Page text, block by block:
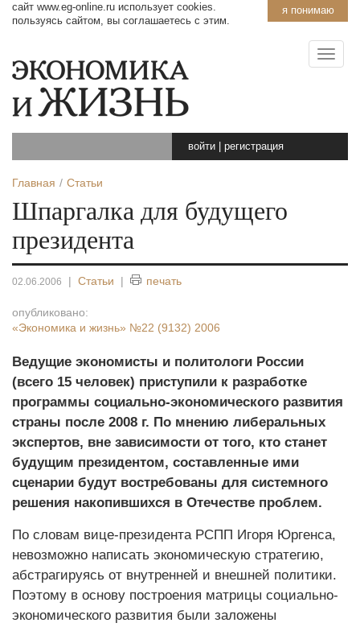
я понимаю
сайт www.eg-online.ru использует cookies.
пользуясь сайтом, вы соглашаетесь с этим.
войти регистрация
Главная Статьи
Шпаргалка для будущего
президента
02.06.2006 | Статьи | печать
опубликовано:
«Экономика и жизнь» №22 (9132) 2006
Ведущие экономисты и политологи России
(всего 15 человек) приступили к разработке
программы социально-экономического развития
страны после 2008 г. По мнению либеральных
экспертов, вне зависимости от того, кто станет
будущим президентом, составленные ими
сценарии будут востребованы для системного
решения накопившихся в Отечестве проблем.
По словам вице-президента РСПП Игоря Юргенса,
невозможно написать экономическую стратегию,
абстрагируясь от внутренней и внешней политики.
Поэтому в основу построения матрицы социально-
экономического развития были заложены